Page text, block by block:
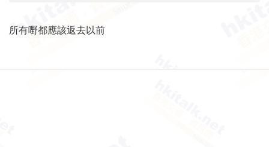
所有嘢都應該返去以前